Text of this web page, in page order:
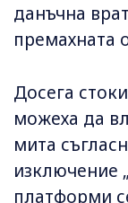
данъчна
премахната
Досега
можеха да
мита
изключение
платформи